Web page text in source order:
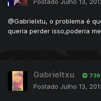
@Gabrielxtu, o problema é
queria perder isso,poderia
Gabrieltxu 739
Postado Julho 13,